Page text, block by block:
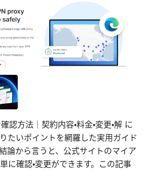
方法｜契約内容・料金・変更・解 に
たいポイントを網羅した実用ガイド
論から言うと、公式サイトのマイア
に確認・変更ができます。この記事